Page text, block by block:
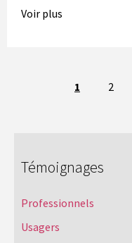
Voir plus
Navigation
pages
1 2
Témoignages
Professionnels
Usagers